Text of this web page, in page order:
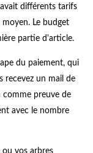
différents tarifs
Le budget
partie d'article.
du paiement, qui
recevez un mail de
preuve de
avec le nombre